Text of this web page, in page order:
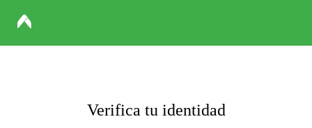
Verifica tu identidad